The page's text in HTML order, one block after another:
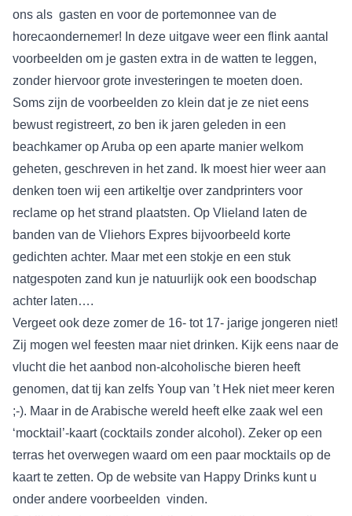
ons als gasten en voor de portemonnee van de
horecaondernemer! In deze uitgave weer een flink aantal
voorbeelden om je gasten extra in de watten te leggen,
zonder hiervoor grote investeringen te moeten doen.
Soms zijn de voorbeelden zo klein dat je ze niet eens
bewust registreert, zo ben ik jaren geleden in een
beachkamer op Aruba op een aparte manier welkom
geheten, geschreven in het zand. Ik moest hier weer aan
denken toen wij een artikeltje over zandprinters voor
reclame op het strand plaatsten. Op Vlieland laten de
banden van de Vliehors Expres bijvoorbeeld korte
gedichten achter. Maar met een stokje en een stuk
natgespoten zand kun je natuurlijk ook een boodschap
achter laten….
Vergeet ook deze zomer de 16- tot 17- jarige jongeren niet!
Zij mogen wel feesten maar niet drinken. Kijk eens naar de
vlucht die het aanbod non-alcoholische bieren heeft
genomen, dat tij kan zelfs Youp van ’t Hek niet meer keren
;-). Maar in de Arabische wereld heeft elke zaak wel een
‘mocktail’-kaart (cocktails zonder alcohol). Zeker op een
terras het overwegen waard om een paar mocktails op de
kaart te zetten. Op de website van Happy Drinks kunt u
onder andere voorbeelden vinden.